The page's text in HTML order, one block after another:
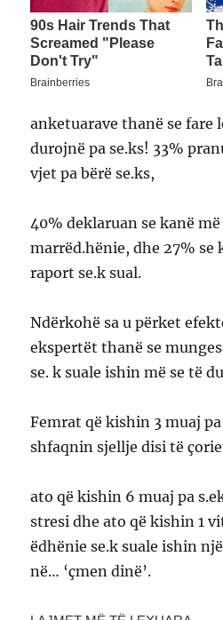
anketuarave thanë se fare
durojnë pa se.ks! 33%
vjet pa bërë se.ks,
40% deklaruan se kanë
marrëd.hënie, dhe 27% se
raport se.k sual.
Ndërkohë sa u përket
ekspertët thanë se
se. k suale ishin më se të
Femrat që kishin 3 muaj
shfaqnin sjellje disi të
ato që kishin 6 muaj pa
stresi dhe ato që kishin 1
ëdhënie se.k suale ishin
në… ‘çmen dinë’.